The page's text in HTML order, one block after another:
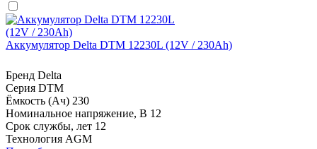
Аккумулятор Delta DTM 12230L (12V / 230Ah)
Бренд Delta
Серия DTM
Ёмкость (Ач) 230
Номинальное напряжение, В 12
Срок службы, лет 12
Технология AGM